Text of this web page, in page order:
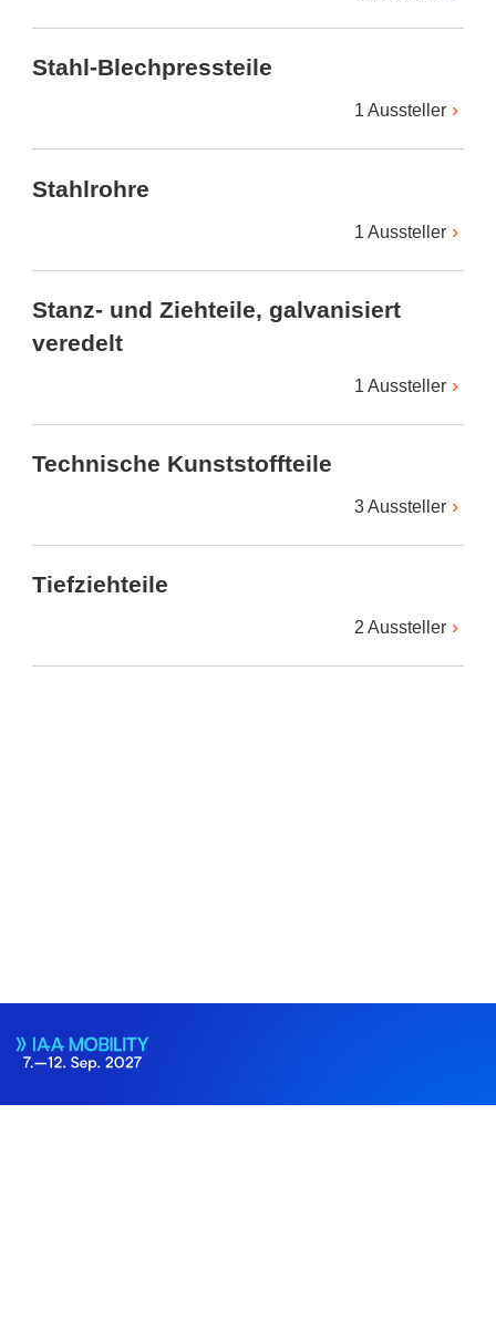
Stahl-Blechpressteile
1 Aussteller
Stahlrohre
1 Aussteller
Stanz- und Ziehteile, galvanisiert
veredelt
1 Aussteller
Technische Kunststoffteile
3 Aussteller
Tiefziehteile
2 Aussteller